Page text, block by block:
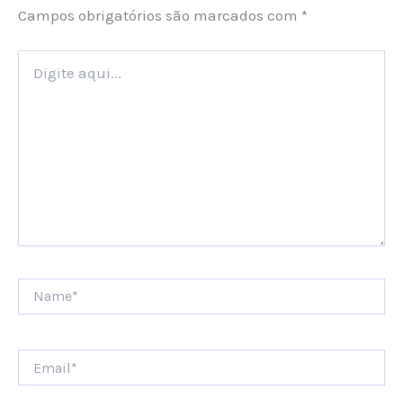
Campos obrigatórios são marcados com *
aqui...